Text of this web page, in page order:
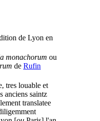
de Lyon en
monachorum ou
de Rufin
tres louable et
anciens saintz
translatee